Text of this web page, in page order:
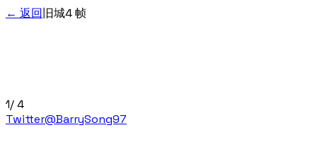
← 返回 旧城4帧
1/ 4
Twitter@BarrySong97